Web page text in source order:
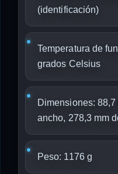
(identificación)
Temperatura de
grados Celsius
Dimensiones:
ancho, 278,3 mm
Peso: 1176 g